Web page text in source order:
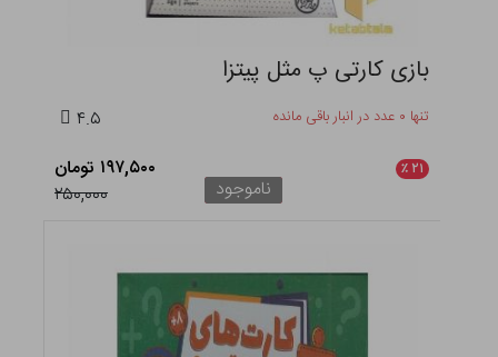
بازی کارتی پ مثل پیتزا
تنها ۰ عدد در انبار باقی مانده ۴.۵
۲۱ ٪
۱۹۷,۵۰۰ تومان
۲۵۰,۰۰۰
ناموجود